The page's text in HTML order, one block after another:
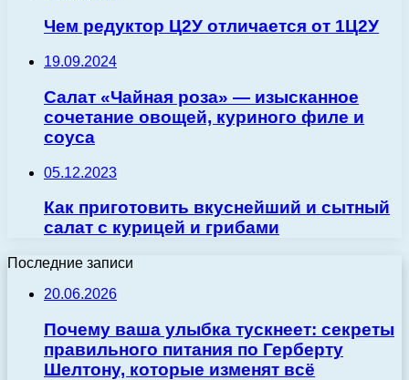
Чем редуктор Ц2У отличается от 1Ц2У
19.09.2024
Салат «Чайная роза» — изысканное
сочетание овощей, куриного филе и
соуса
05.12.2023
Как приготовить вкуснейший и сытный
салат с курицей и грибами
Последние записи
20.06.2026
Почему ваша улыбка тускнеет: секреты
правильного питания по Герберту
Шелтону, которые изменят всё